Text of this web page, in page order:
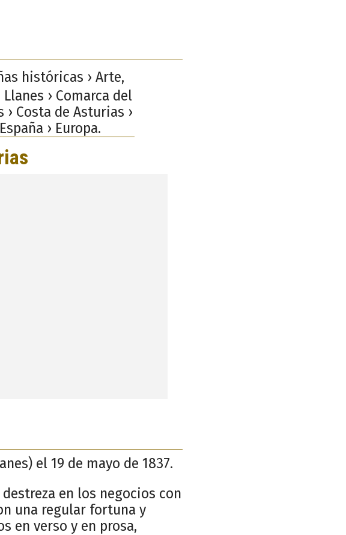
históricas › Arte,
› Comarca del
Costa de Asturias ›
› Europa.
el 19 de mayo de 1837.
en los negocios con
una regular fortuna y
en verso y en prosa,